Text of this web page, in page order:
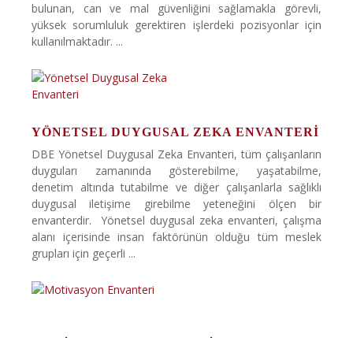
bulunan, can ve mal güvenliğini sağlamakla görevli,
yüksek sorumluluk gerektiren işlerdeki pozisyonlar için
kullanılmaktadır. ...
YÖNETSEL DUYGUSAL ZEKA ENVANTERI
DBE Yönetsel Duygusal Zeka Envanteri, tüm çalışanların
duyguları zamanında gösterebilme, yaşatabilme,
denetim altında tutabilme ve diğer çalışanlarla sağlıklı
duygusal iletişime girebilme yeteneğini ölçen bir
envanterdir. Yönetsel duygusal zeka envanteri, çalışma
alanı içerisinde insan faktörünün olduğu tüm meslek
grupları için geçerli ...